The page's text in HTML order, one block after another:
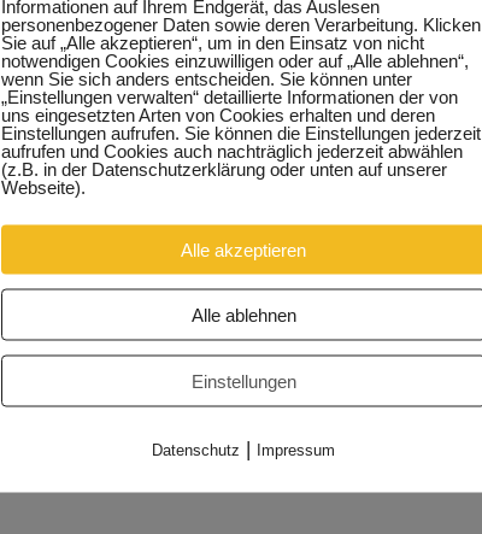
Informationen auf Ihrem Endgerät, das Auslesen
personenbezogener Daten sowie deren Verarbeitung. Klicken
Sie auf „Alle akzeptieren“, um in den Einsatz von nicht
notwendigen Cookies einzuwilligen oder auf „Alle ablehnen“,
wenn Sie sich anders entscheiden. Sie können unter
„Einstellungen verwalten“ detaillierte Informationen der von
uns eingesetzten Arten von Cookies erhalten und deren
Einstellungen aufrufen. Sie können die Einstellungen jederzeit
aufrufen und Cookies auch nachträglich jederzeit abwählen
(z.B. in der Datenschutzerklärung oder unten auf unserer
Webseite).
Alle akzeptieren
Alle ablehnen
Einstellungen
Datenschutz | Impressum